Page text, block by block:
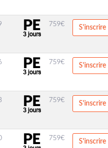
759€ S'inscrire
759€ S'inscrire
759€ S'inscrire
759€ S'inscrire